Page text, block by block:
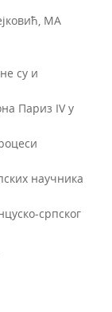
МА
су и
Париз IV у
научника
српског